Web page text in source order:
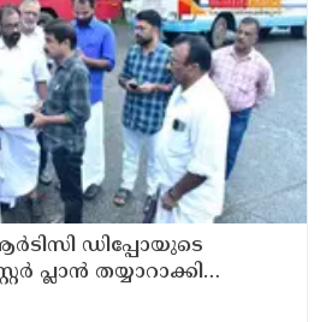
ഡിപ്പോയുടെ
പ്ലാൻ തയ്യാറാക്കി
ഒ മോഹനൻ എം എൽ എ